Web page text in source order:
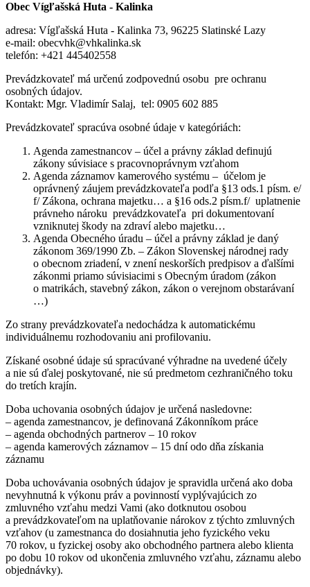
Obec Vígľašská Huta - Kalinka
adresa: Vígľašská Huta - Kalinka 73, 96225 Slatinské Lazy
e-mail: obecvhk@vhkalinka.sk
telefón: +421 445402558
Prevádzkovateľ má určenú zodpovednú osobu pre ochranu
osobných údajov.
Kontakt: Mgr. Vladimír Salaj, tel: 0905 602 885
Prevádzkovateľ spracúva osobné údaje v kategóriách:
Agenda zamestnancov – účel a právny základ definujú
zákony súvisiace s pracovnoprávnym vzťahom
Agenda záznamov kamerového systému – účelom je
oprávnený záujem prevádzkovateľa podľa §13 ods.1 písm. e/
f/ Zákona, ochrana majetku… a §16 ods.2 písm.f/ uplatnenie
právneho nároku prevádzkovateľa pri dokumentovaní
vzniknutej škody na zdraví alebo majetku…
Agenda Obecného úradu – účel a právny základ je daný
zákonom 369/1990 Zb. – Zákon Slovenskej národnej rady
o obecnom zriadení, v znení neskorších predpisov a ďalšími
zákonmi priamo súvisiacimi s Obecným úradom (zákon
o matrikách, stavebný zákon, zákon o verejnom obstarávaní
…)
Zo strany prevádzkovateľa nedochádza k automatickému
individuálnemu rozhodovaniu ani profilovaniu.
Získané osobné údaje sú spracúvané výhradne na uvedené účely
a nie sú ďalej poskytované, nie sú predmetom cezhraničného toku
do tretích krajín.
Doba uchovania osobných údajov je určená nasledovne:
– agenda zamestnancov, je definovaná Zákonníkom práce
– agenda obchodných partnerov – 10 rokov
– agenda kamerových záznamov – 15 dní odo dňa získania
záznamu
Doba uchovávania osobných údajov je spravidla určená ako doba
nevyhnutná k výkonu práv a povinností vyplývajúcich zo
zmluvného vzťahu medzi Vami (ako dotknutou osobou
a prevádzkovateľom na uplatňovanie nárokov z týchto zmluvných
vzťahov (u zamestnanca do dosiahnutia jeho fyzického veku
70 rokov, u fyzickej osoby ako obchodného partnera alebo klienta
po dobu 10 rokov od ukončenia zmluvného vzťahu, záznamu alebo
objednávky).